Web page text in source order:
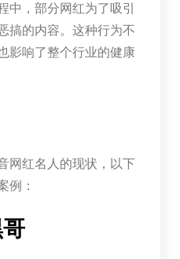
中，部分网红为了吸引
搞的内容。这种行为不
影响了整个行业的健康
网红名人的现状，以下
例：